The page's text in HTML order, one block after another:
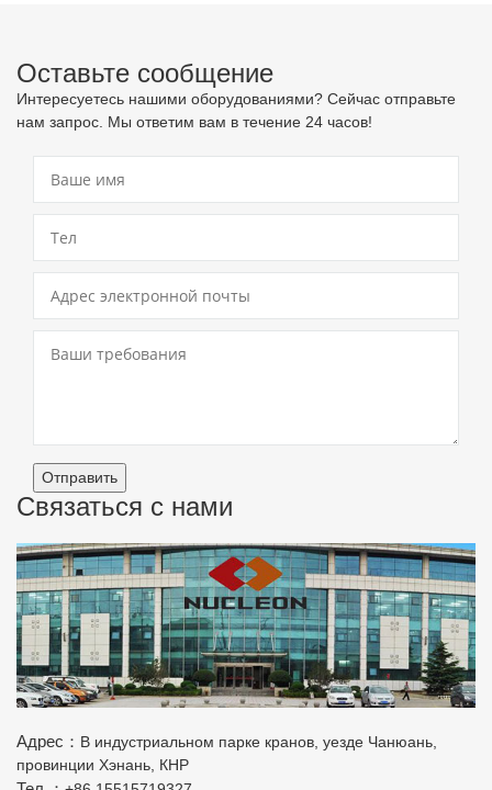
Оставьте сообщение
Интересуетесь нашими оборудованиями? Сейчас отправьте
нам запрос. Мы ответим вам в течение 24 часов!
Отправить
Связаться с нами
Адрес： В индустриальном парке кранов, уезде Чанюань,
провинции Хэнань, КНР